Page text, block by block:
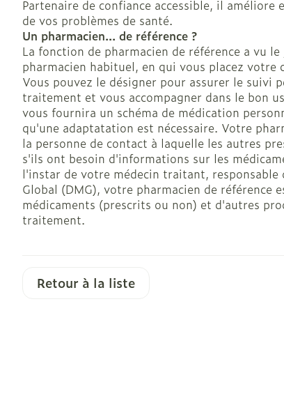
Partenaire de confiance accessible, il améliore
de vos problèmes de santé.
Un pharmacien... de référence ?
La fonction de pharmacien de référence a vu
pharmacien habituel, en qui vous placez votre
Vous pouvez le désigner pour assurer le suivi
traitement et vous accompagner dans le bon
vous fournira un schéma de médication
qu'une adaptatation est nécessaire. Votre
la personne de contact à laquelle les autres
s'ils ont besoin d'informations sur les
l'instar de votre médecin traitant, responsable
Global (DMG), votre pharmacien de référence
médicaments (prescrits ou non) et d'autres
traitement.
Retour à la liste